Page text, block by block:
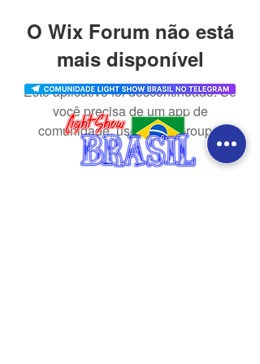
O Wix Forum não está
mais disponível
Este aplicativo foi descontinuado. Se
você precisa de um app de
comunidade, use o Wix Groups.